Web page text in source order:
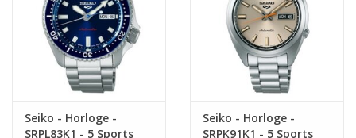
Seiko - Horloge -
SRPL83K1 - 5 Sports
Seiko - Horloge -
SRPK91K1 - 5 Sports